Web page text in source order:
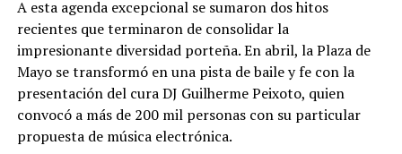
A esta agenda excepcional se sumaron dos hitos
recientes que terminaron de consolidar la
impresionante diversidad porteña. En abril, la Plaza de
Mayo se transformó en una pista de baile y fe con la
presentación del cura DJ Guilherme Peixoto, quien
convocó a más de 200 mil personas con su particular
propuesta de música electrónica.